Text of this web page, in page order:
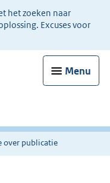
het zoeken naar
Excuses voor
Menu
over publicatie